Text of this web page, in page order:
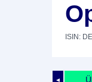
ISIN:
◄